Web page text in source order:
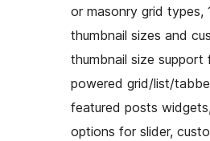
or masonry grid types,
thumbnail sizes and
thumbnail size support
powered grid/list/
featured posts
options for slider,